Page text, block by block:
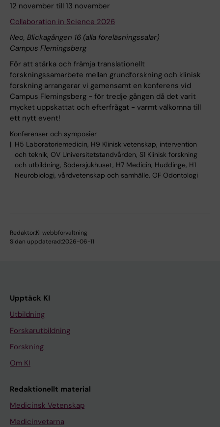
12 november till 13 november
Collaboration in Science 2026
Neo, Blickagången 16 (alla föreläsningssalar)
Campus Flemingsberg
För att stärka och främja translationellt
forskningssamarbete mellan grundforskning och klinisk
forskning arrangerar vi gemensamt en konferens vid
Campus Flemingsberg - för tredje gången då det varit
mycket uppskattat och efterfrågat - varmt välkomna till
ett nytt event!
Konferenser och symposier
H5 Laboratoriemedicin, H9 Klinisk vetenskap, intervention
och teknik, OV Universitetstandvården, S1 Klinisk forskning
och utbildning, Södersjukhuset, H7 Medicin, Huddinge, H1
Neurobiologi, vårdvetenskap och samhälle, OF Odontologi
Redaktör:KI webbförvaltning
Sidan uppdaterad:2026-06-11
Upptäck KI
Utbildning
Forskarutbildning
Forskning
Om KI
Redaktionellt material
Medicinsk Vetenskap
Medicinvetarna